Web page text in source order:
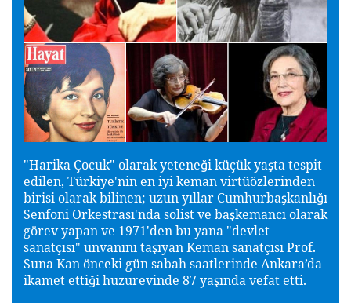
"Harika Çocuk" olarak yeteneği küçük yaşta tespit
edilen, Türkiye'nin en iyi keman virtüözlerinden
birisi olarak bilinen; uzun yıllar Cumhurbaşkanlığı
Senfoni Orkestrası'nda solist ve başkemancı olarak
görev yapan ve 1971'den bu yana "devlet
sanatçısı" unvanını taşıyan Keman sanatçısı Prof.
Suna Kan önceki gün sabah saatlerinde Ankara’da
ikamet ettiği huzurevinde 87 yaşında vefat etti.